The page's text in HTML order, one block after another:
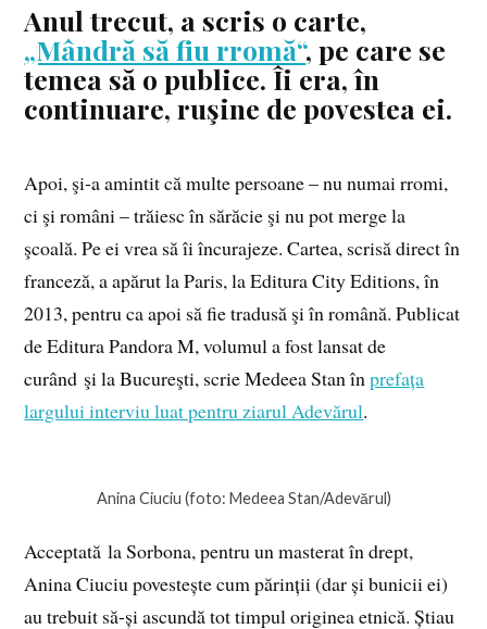
Anul trecut, a scris o carte,
„Mândră să fiu rromă“, pe care se
temea să o publice. Îi era, în
continuare, ruşine de povestea ei.
Apoi, şi-a amintit că multe persoane – nu numai rromi,
ci şi români – trăiesc în sărăcie şi nu pot merge la
şcoală. Pe ei vrea să îi încurajeze. Cartea, scrisă direct în
franceză, a apărut la Paris, la Editura City Editions, în
2013, pentru ca apoi să fie tradusă şi în română. Publicat
de Editura Pandora M, volumul a fost lansat de
curând şi la Bucureşti, scrie Medeea Stan înprefața
largului interviu luat pentru ziarul Adevărul.
Anina Ciuciu (foto: Medeea Stan/Adevărul)
Acceptată la Sorbona, pentru un masterat în drept,
Anina Ciuciu povestește cum părinții (dar și bunicii ei)
au trebuit să-și ascundă tot timpul originea etnică. Știau